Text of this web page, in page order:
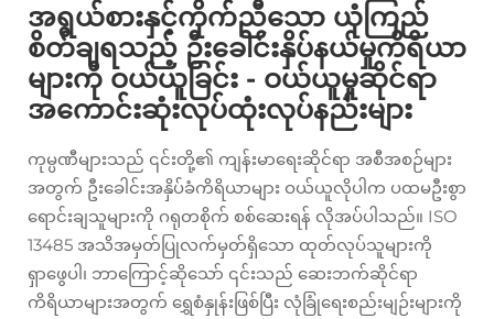
အရွယ်စားနှင့်ကိုက်ညီသော ယုံကြည်
စိတ်ချရသည့် ဦးခေါင်းနှိပ်နယ်မှုကိရိယာ
များကို ဝယ်ယူခြင်း - ဝယ်ယူမှုဆိုင်ရာ
အကောင်းဆုံးလုပ်ထုံးလုပ်နည်းများ
ကုမ္ပဏီများသည် ၎င်းတို့၏ ကျန်းမာရေးဆိုင်ရာ အစီအစဉ်များ
အတွက် ဦးခေါင်းအနှိပ်ခံကိရိယာများ ဝယ်ယူလိုပါက ပထမဦးစွာ
ရောင်းချသူများကို ဂရုတစိုက် စစ်ဆေးရန် လိုအပ်ပါသည်။ ISO
13485 အသိအမှတ်ပြုလက်မှတ်ရှိသော ထုတ်လုပ်သူများကို
ရှာဖွေပါ၊ ဘာကြောင့်ဆိုသော် ၎င်းသည် ဆေးဘက်ဆိုင်ရာ
ကိရိယာများအတွက် ရွှေစံနှုန်းဖြစ်ပြီး လုံခြုံရေးစည်းမျဉ်းများကို